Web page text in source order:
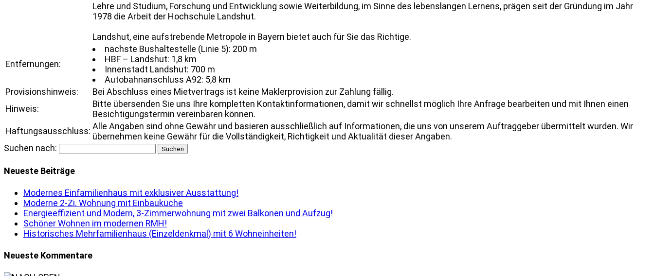
Lehre und Studium, Forschung und Entwicklung sowie Weiterbildung, im Sinne des lebenslangen Lernens, prägen seit der Gründung im Jahr
1978 die Arbeit der Hochschule Landshut.
Landshut, eine aufstrebende Metropole in Bayern bietet auch für Sie das Richtige.
Entfernungen:
nächste Bushaltestelle (Linie 5): 200 m
HBF – Landshut: 1,8 km
Innenstadt Landshut: 700 m
Autobahnanschluss A92: 5,8 km
Provisionshinweis:
Bei Abschluss eines Mietvertrags ist keine Maklerprovision zur Zahlung fällig.
Hinweis:
Bitte übersenden Sie uns Ihre kompletten Kontaktinformationen, damit wir schnellst möglich Ihre Anfrage bearbeiten und mit Ihnen einen
Besichtigungstermin vereinbaren können.
Haftungsausschluss: Alle Angaben sind ohne Gewähr und basieren ausschließlich auf Informationen, die uns von unserem Auftraggeber übermittelt wurden. Wir
übernehmen keine Gewähr für die Vollständigkeit, Richtigkeit und Aktualität dieser Angaben.
Suchen nach:
Neueste Beiträge
Modernes Einfamilienhaus mit exklusiver Ausstattung!
Moderne 2-Zi. Wohnung mit Einbauküche
Energieeffizient und Modern, 3-Zimmerwohnung mit zwei Balkonen und Aufzug!
Schöner Wohnen im modernen RMH!
Historisches Mehrfamilienhaus (Einzeldenkmal) mit 6 Wohneinheiten!
Neueste Kommentare